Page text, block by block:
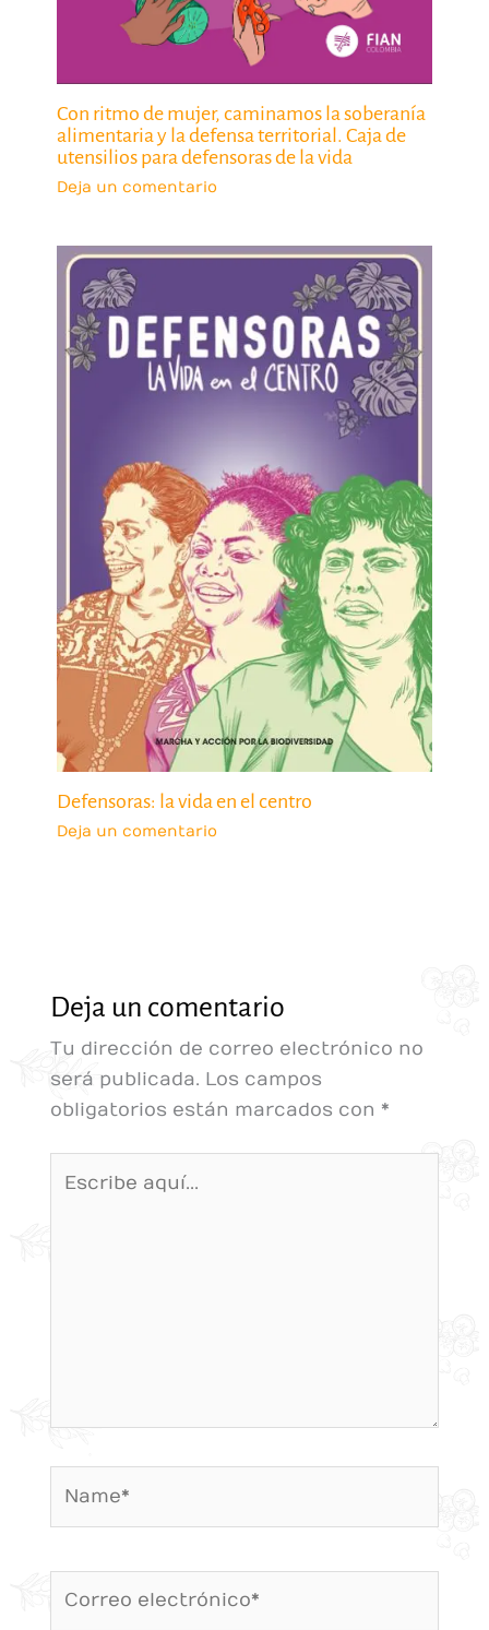
Con ritmo de mujer, caminamos la soberanía
alimentaria y la defensa territorial. Caja de
utensilios para defensoras de la vida
Deja un comentario
Defensoras: la vida en el centro
Deja un comentario
Deja un comentario
Tu dirección de correo electrónico no
será publicada. Los campos
obligatorios están marcados con *